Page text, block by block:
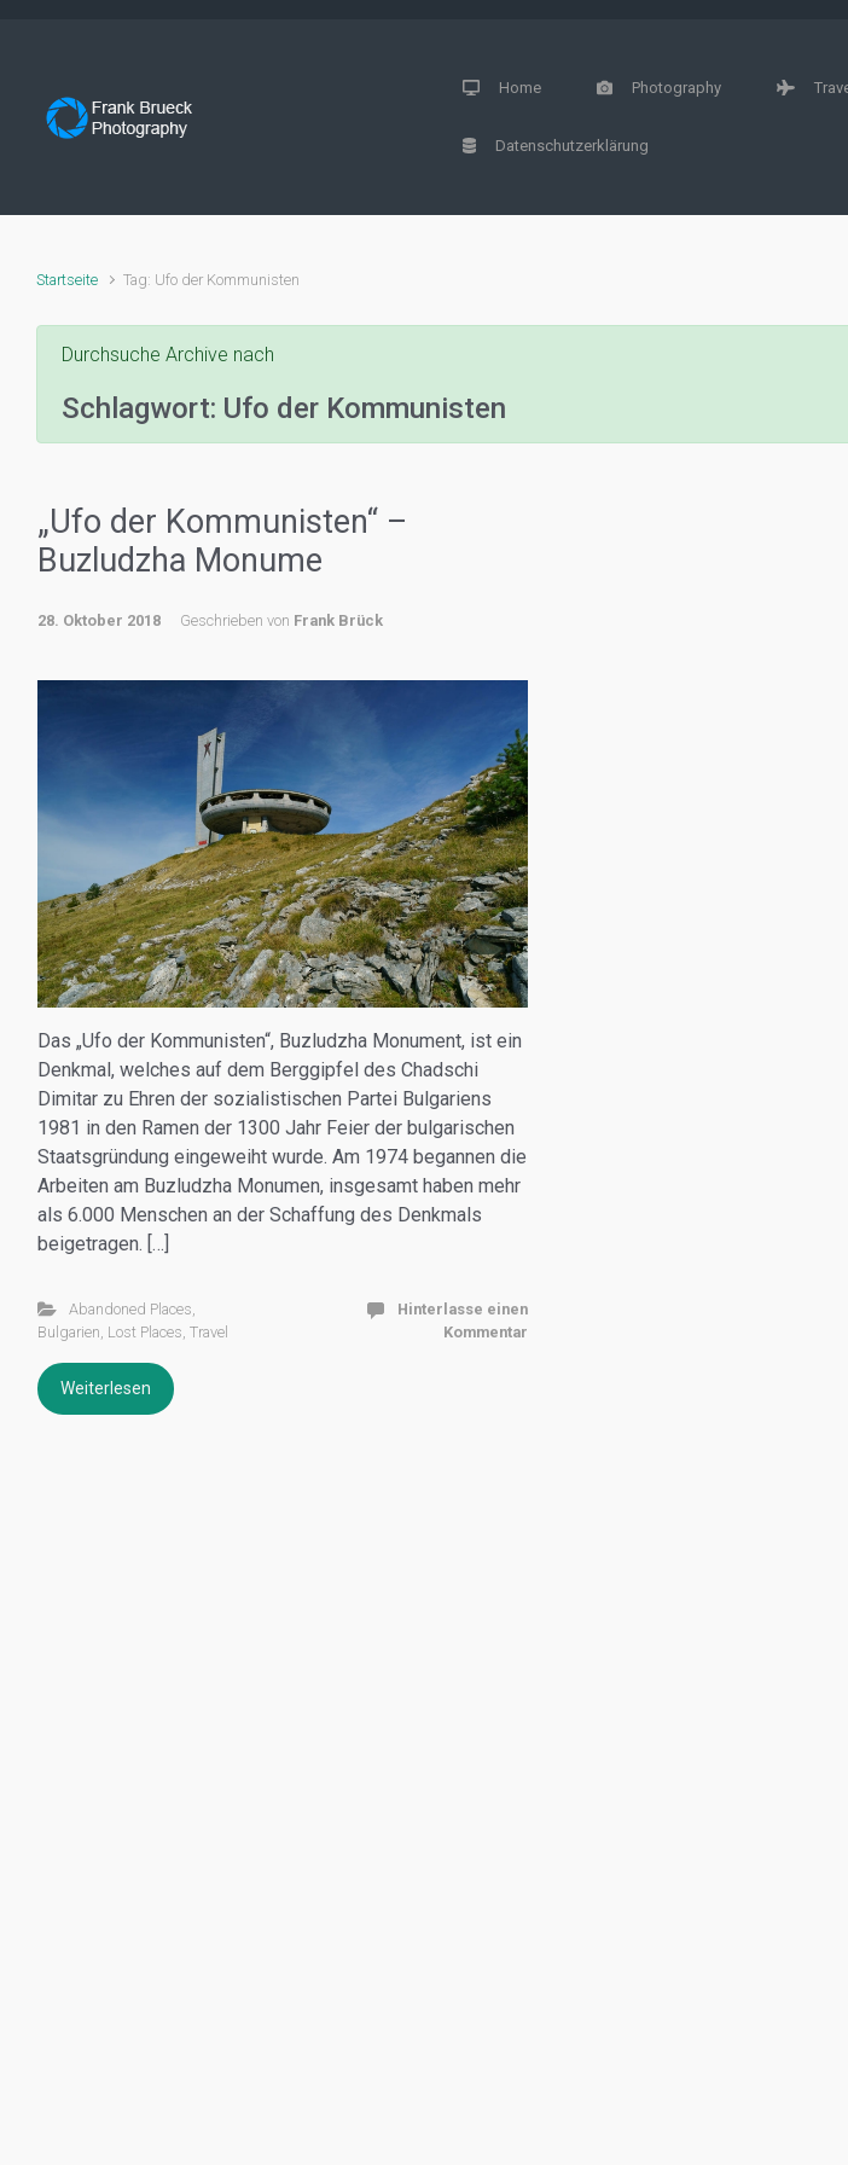
Home Photography
Datenschutzerklärung
Startseite Tag: Ufo der Kommunisten
Durchsuche Archive nach
Schlagwort: Ufo der Kommunisten
„Ufo der Kommunisten“ –
Buzludzha Monume
28. Oktober 2018 Geschrieben von Frank Brück
Das „Ufo der Kommunisten“, Buzludzha Monument, ist ein
Denkmal, welches auf dem Berggipfel des Chadschi
Dimitar zu Ehren der sozialistischen Partei Bulgariens
1981 in den Ramen der 1300 Jahr Feier der bulgarischen
Staatsgründung eingeweiht wurde. Am 1974 begannen die
Arbeiten am Buzludzha Monumen, insgesamt haben mehr
als 6.000 Menschen an der Schaffung des Denkmals
beigetragen. […]
Abandoned Places
Bulgarien Lost Places Travel
Hinterlasse einen
Kommentar
Weiterlesen